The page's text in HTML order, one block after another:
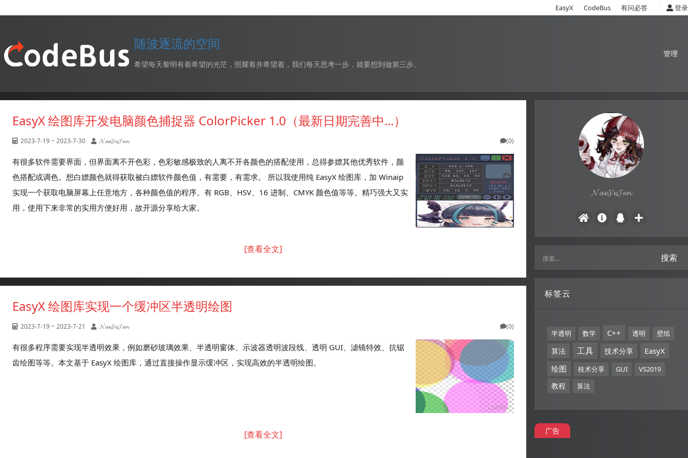
EasyX CodeBus 有问必答 登录
随波逐流的空间
希望每天黎明有着希望的光茫，照耀着并希望着，我们每天思考一步，就要想到做第三步。
管理
EasyX 绘图库开发电脑颜色捕捉器 ColorPicker 1.0（最新日期完善中...）
2023-7-19 ~ 2023-7-30 𝓝𝓪𝓮𝓨𝓮𝓙𝓮𝓷 (0)
有很多软件需要界面，但界面离不开色彩，色彩敏感极致的人离不开各颜色的搭配使用，总得参嫖其他优秀软件，颜
色搭配或调色。想白嫖颜色就得获取被白嫖软件颜色值，有需要，有需求。 所以我使用纯 EasyX 绘图库，加 Winaip
实现一个获取电脑屏幕上任意地方，各种颜色值的程序。有 RGB、HSV、16 进制、CMYK 颜色值等等。精巧强大又实
用，使用下来非常的实用方便好用，故开源分享给大家。
[查看全文]
EasyX 绘图库实现一个缓冲区半透明绘图
2023-7-19 ~ 2023-7-21 𝓝𝓪𝓮𝓨𝓮𝓙𝓮𝓷 (0)
有很多程序需要实现半透明效果，例如磨砂玻璃效果、半透明窗体、示波器透明波段线、透明 GUI、滤镜特效、抗锯
齿绘图等等。本文基于 EasyX 绘图库，通过直接操作显示缓冲区，实现高效的半透明绘图。
[查看全文]
𝓝𝓪𝓮𝓨𝓮𝓙𝓮𝓷
搜索
标签云
半透明 数学 C++ 透明 壁纸
算法 工具 技术分享
EasyX
绘图
枝术分享 GUI VS2019
教程 算法
广告